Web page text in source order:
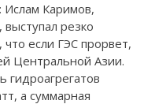
Ислам Каримов,
резко
если ГЭС прорвет,
Центральной Азии.
гидроагрегатов
а суммарная